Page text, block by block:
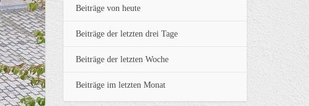
Beiträge von heute
Beiträge der letzten drei Tage
Beiträge der letzten Woche
Beiträge im letzten Monat